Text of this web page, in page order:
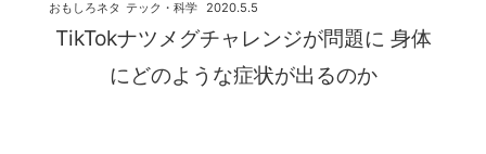
TikTokナツメグチャレンジが問題に 身体
にどのような症状が出るのか
2020.5.5
おもしろネタ テック・科学